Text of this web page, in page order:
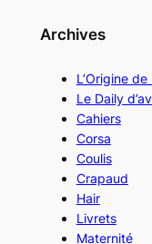
Archives
L’Origine
Le Daily
Cahiers
Corsa
Coulis
Crapaud
Hair
Livrets
Maternité